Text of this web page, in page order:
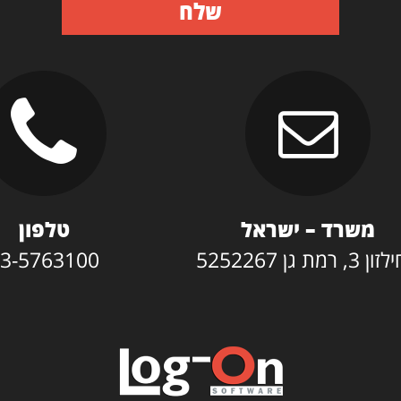
שלח
משרד – ישראל
גן 5252267
טלפון
5763100